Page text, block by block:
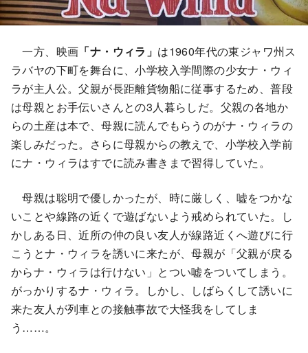
一方、映画 「ナ・ウィラ」 は1960年代の東ジャワ州ス
ラバヤの下町を舞台に、小学校入学間際の少女ナ・ウィ
ラが主人公。父親が長距離貨物船に従事するため、普段
は母親とお手伝いさんとの3人暮らしだ。父親の各地か
らの土産は本で、母親に読んでもらうのがナ・ウィラの
楽しみだった。さらに母親からの教えで、小学校入学前
にナ・ウィラはすでに読み書きまで習得していた。
母親は聡明で優しかったが、時に厳しく、嘘をつかな
いことや線路の近くで遊ばないよう戒められていた。し
かしある日、近所の仲の良い友人が線路近くへ遊びに行
こうとナ・ウィラを誘いに来たが、母親が「父親が戻る
からナ・ウィラは行けない」とつい嘘をついてしまう。
がっかりするナ・ウィラ。しかし、しばらくして誘いに
来た友人が列車との接触事故で大怪我をしてしま
う……。